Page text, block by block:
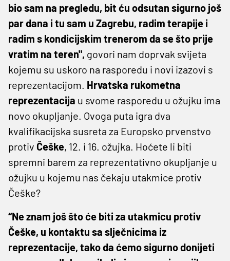
bio sam na pregledu, bit ću odsutan sigurno još
par dana i tu sam u Zagrebu, radim terapije i
radim s kondicijskim trenerom da se što prije
vratim na teren", govori nam doprvak svijeta
kojemu su uskoro na rasporedu i novi izazovi s
reprezentacijom. Hrvatska rukometna
reprezentacija u svome rasporedu u ožujku ima
novo okupljanje. Ovoga puta igra dva
kvalifikacijska susreta za Europsko prvenstvo
protiv Češke, 12. i 16. ožujka. Hoćete li biti
spremni barem za reprezentativno okupljanje u
ožujku u kojemu nas čekaju utakmice protiv
Češke?
“Ne znam još što će biti za utakmicu protiv
Češke, u kontaktu sa slječnicima iz
reprezentacije, tako da ćemo sigurno donijeti